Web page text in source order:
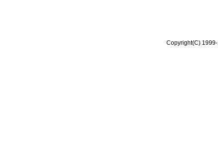
Copyright(C)